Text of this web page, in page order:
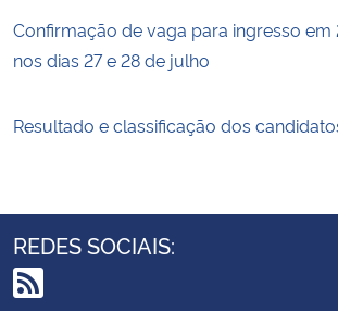
Confirmação de vaga para ingresso
nos dias 27 e 28 de julho
Resultado e classificação dos
REDES SOCIAIS: